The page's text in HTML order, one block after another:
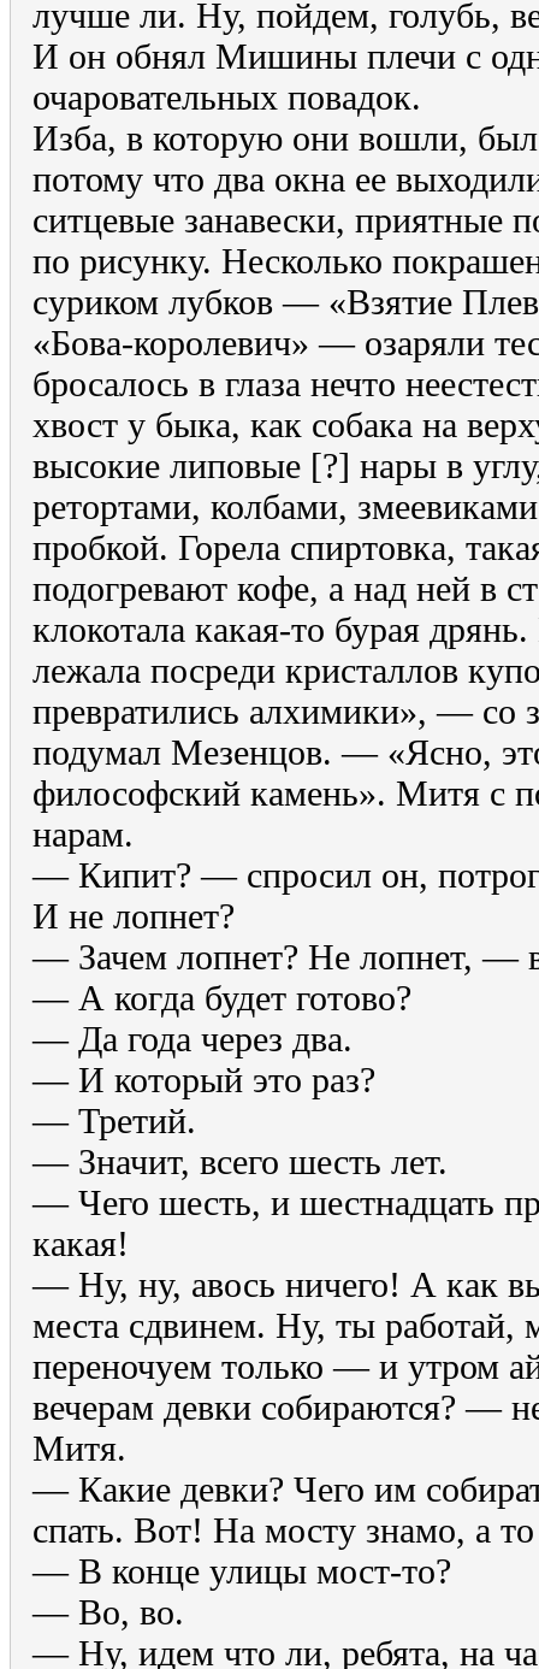
лучше ли. Ну, пойдем, голубь,
И он обнял Мишины плечи с
очаровательных повадок.
Изба, в которую они вошли,
потому что два окна ее
ситцевые занавески, приятные
по рисунку. Несколько
суриком лубков — «Взятие
«Бова-королевич» — озаряли
бросалось в глаза нечто
хвост у быка, как собака на
высокие липовые [?] нары в
ретортами, колбами,
пробкой. Горела спиртовка,
подогревают кофе, а над ней в
клокотала какая-то бурая
лежала посреди кристаллов
превратились алхимики», — со
подумал Мезенцов. — «Ясно,
философский камень». Митя с
нарам.
— Кипит? — спросил он,
И не лопнет?
— Зачем лопнет? Не лопнет, —
— А когда будет готово?
— Да года через два.
— И который это раз?
— Третий.
— Значит, всего шесть лет.
— Чего шесть, и шестнадцать
какая!
— Ну, ну, авось ничего! А как
места сдвинем. Ну, ты
переночуем только — и утром
вечерам девки собираются? —
Митя.
— Какие девки? Чего им
спать. Вот! На мосту знамо, а
— В конце улицы мост-то?
— Во, во.
— Ну, идем что ли, ребята, на